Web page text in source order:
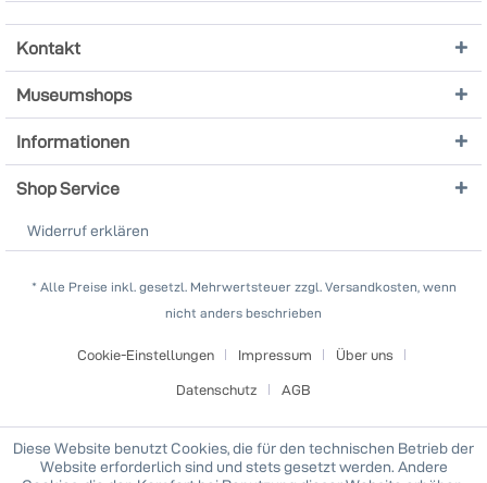
Kontakt
Museumshops
Informationen
Shop Service
Widerruf erklären
* Alle Preise inkl. gesetzl. Mehrwertsteuer zzgl. Versandkosten, wenn
nicht anders beschrieben
Cookie-Einstellungen Impressum
Über uns
Datenschutz
AGB
Diese Website benutzt Cookies, die für den technischen Betrieb der
Website erforderlich sind und stets gesetzt werden. Andere